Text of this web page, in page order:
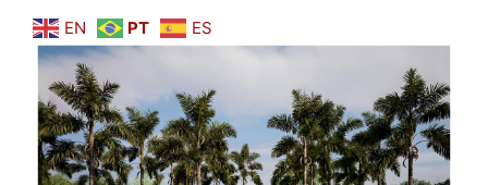
EN PT ES